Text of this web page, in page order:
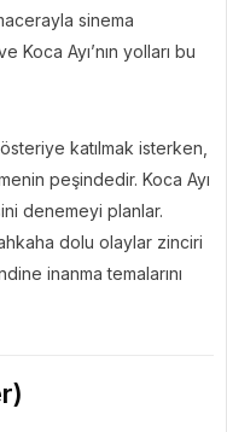
sinema
Koca Ayı’nın yolları bu
katılmak isterken,
peşindedir. Koca Ayı
denemeyi planlar.
dolu olaylar zinciri
inanma temalarını